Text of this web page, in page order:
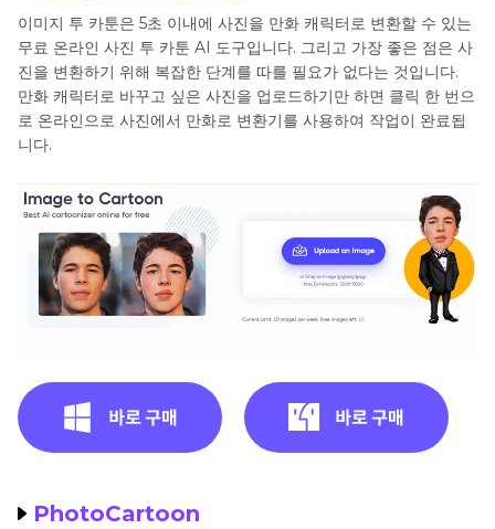
이미지 투 카툰은 5초 이내에 사진을 만화 캐릭터로 변환할 수 있는
무료 온라인 사진 투 카툰 AI 도구입니다. 그리고 가장 좋은 점은 사
진을 변환하기 위해 복잡한 단계를 따를 필요가 없다는 것입니다.
만화 캐릭터로 바꾸고 싶은 사진을 업로드하기만 하면 클릭 한 번으
로 온라인으로 사진에서 만화로 변환기를 사용하여 작업이 완료됩
니다.
PhotoCartoon